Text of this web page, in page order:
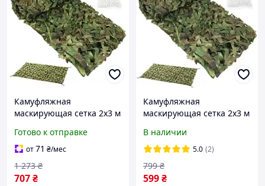
Камуфляжная
маскирующая сетка 2x3 м
100 стяжками для сада
кемпинга и полевых
работ Gardlov
Готово к отправке
от71 ₴/мес
707₴
1 273 ₴
Камуфляжная
маскирующая сетка 2x3 м
стяжек
В наличии
5.0 (2)
599₴
799 ₴